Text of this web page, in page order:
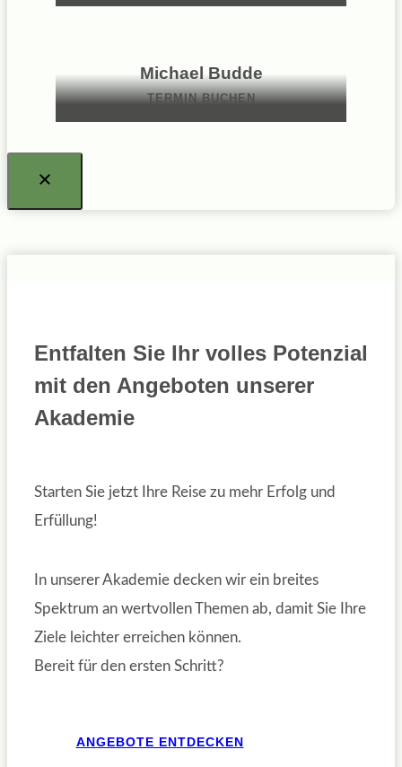
Michael Budde
TERMIN BUCHEN
Entfalten Sie Ihr volles Potenzial
mit den Angeboten unserer
Akademie
Starten Sie jetzt Ihre Reise zu mehr Erfolg und
Erfüllung!
In unserer Akademie decken wir ein breites
Spektrum an wertvollen Themen ab, damit Sie Ihre
Ziele leichter erreichen können.
Bereit für den ersten Schritt?
ANGEBOTE ENTDECKEN